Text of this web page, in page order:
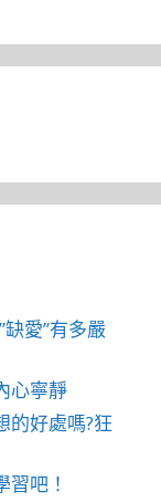
缺愛”有多嚴
心寧靜
的好處嗎?狂
吧！